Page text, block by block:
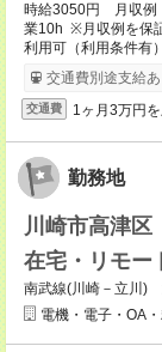
時給3050円 月収例
業10h ※月収例を保
利用可（利用条件有）
交通費別途支給あ
交通費 1ヶ月3万円
勤務地
川崎市高津区
在宅・リモー
南武線(川崎－立
電機・電子・OA